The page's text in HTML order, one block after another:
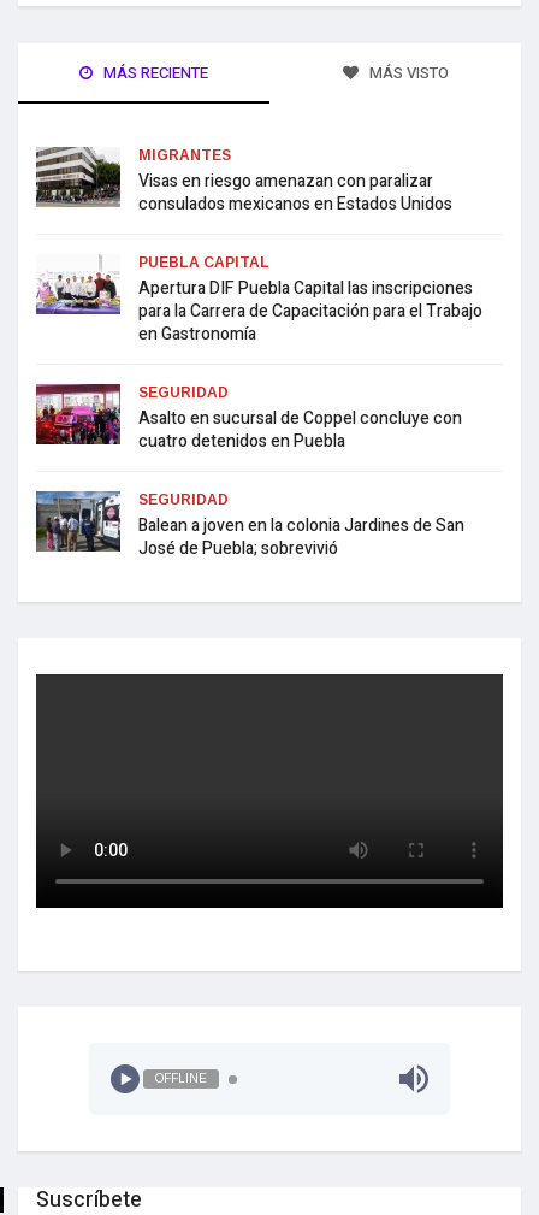
MÁS RECIENTE MÁS VISTO
MIGRANTES
Visas en riesgo amenazan con paralizar
consulados mexicanos en Estados Unidos
PUEBLA CAPITAL
Apertura DIF Puebla Capital las inscripciones
para la Carrera de Capacitación para el Trabajo
en Gastronomía
SEGURIDAD
Asalto en sucursal de Coppel concluye con
cuatro detenidos en Puebla
SEGURIDAD
Balean a joven en la colonia Jardines de San
José de Puebla; sobrevivió
OFFLINE
Suscríbete